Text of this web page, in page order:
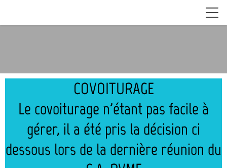
COVOITURAGE
Le covoiturage n'étant pas facile à
gérer, il a été pris la décision ci
dessous lors de la dernière réunion du